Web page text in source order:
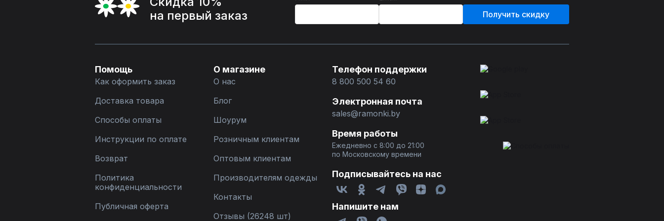
на первый заказ
Получить скидку
Помощь
Как оформить заказ
Доставка товара
Способы оплаты
Инструкции по оплате
Возврат
Политика
конфиденциальности
Публичная оферта
О магазине
О нас
Блог
Шоурум
Розничным клиентам
Оптовым клиентам
Производителям одежды
Контакты
Отзывы (26248 шт)
Телефон поддержки
8 800 500 54 60
Электронная почта
sales@ramonki.by
Время работы
Ежедневно с 8:00 до 21:00
по Московскому времени
Подписывайтесь на нас
Напишите нам